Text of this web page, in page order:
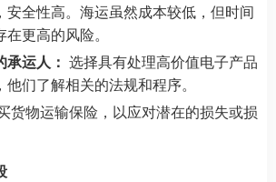
安全性高。海运虽然成本较低，但时间
更高的风险。
运人： 选择具有处理高价值电子产品
们了解相关的法规和程序。
货物运输保险，以应对潜在的损失或损